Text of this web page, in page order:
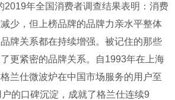
2019年全国消费者调查结果表明：消费
少，但上榜品牌的品牌力亲水平整体
品牌关系都在持续增强。被记住的那些
更紧密的品牌关系。自1993年在上海
兰仕微波炉在中国市场服务的用户至
的口碑沉淀，成就了格兰仕连续9